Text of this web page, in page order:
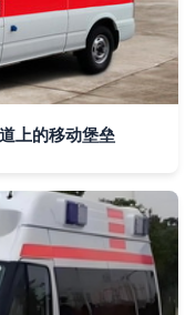
上的移动堡垒